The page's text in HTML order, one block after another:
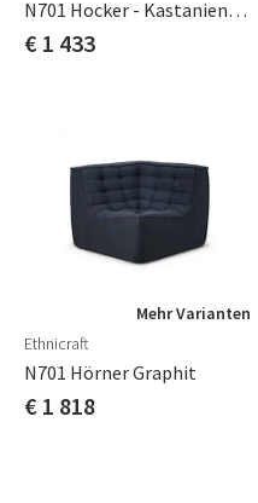
N701 Hocker - Kastanienbraunes Leder
€ 1 433
Mehr Varianten
Ethnicraft
N701 Hörner Graphit
€ 1 818